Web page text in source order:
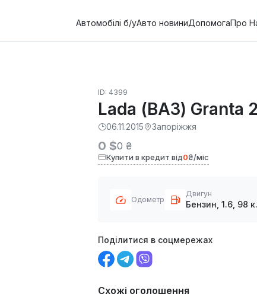
Автомобілі б/уАвто новиниДопомогаПро
ID: 4399
Lada (ВАЗ) Granta
06.11.2015 Запоріжжя
0 $0 ₴
Купити в кредит від0₴/міс
Одометр
Двигун
Бензин, 1.6, 98
Поділитися в соцмережах
Схожі оголошення